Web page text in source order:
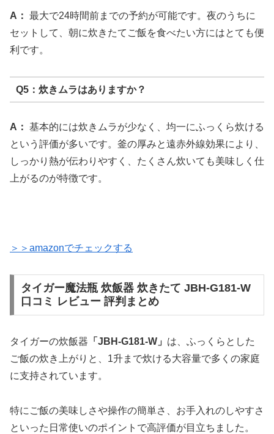
A： 最大で24時間前までの予約が可能です。夜のうちに
セットして、朝に炊きたてご飯を食べたい方にはとても便
利です。
Q5：炊きムラはありますか？
A： 基本的には炊きムラが少なく、均一にふっくら炊ける
という評価が多いです。釜の厚みと遠赤外線効果により、
しっかり熱が伝わりやすく、たくさん炊いても美味しく仕
上がるのが特徴です。
＞＞amazonでチェックする
タイガー魔法瓶 炊飯器 炊きたて JBH-G181-W
口コミ レビュー 評判まとめ
タイガーの炊飯器 「JBH-G181-W」 は、ふっくらとした
ご飯の炊き上がりと、1升まで炊ける大容量で多くの家庭
に支持されています。
特にご飯の美味しさや操作の簡単さ、お手入れのしやすさ
といった日常使いのポイントで高評価が目立ちました。